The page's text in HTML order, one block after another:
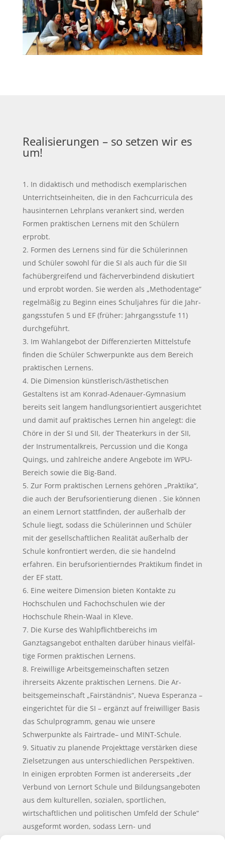
Realisierungen – so setzen wir es
um!
In didaktisch und methodisch exemplarischen
Unterrichtseinheiten, die in den Fachcurri­cula des
hausinternen Lehrplans verankert sind, werden
Formen praktischen Lernens mit den Schülern
erprobt.
Formen des Lernens sind für die Schülerinnen
und Schüler sowohl für die SI als auch für die SII
fachübergreifend und fächerverbindend diskutiert
und erprobt worden. Sie werden als „Methodentage“
regelmäßig zu Beginn eines Schuljahres für die Jahr­
gangsstufen 5 und EF (früher: Jahrgangsstufe 11)
durchgeführt.
Im Wahlangebot der Differenzierten Mittelstufe
finden die Schüler Schwerpunkte aus dem Bereich
praktischen Lernens.
Die Dimension künstlerisch/ästhetischen
Gestaltens ist am Konrad-Adenauer-Gymnasium
bereits seit langem handlungsorientiert ausgerichtet
und damit auf praktisches Lernen hin angelegt: die
Chöre in der SI und SII, der Theaterkurs in der SII,
der Instrumentalkreis, Percussion und die Konga
Quings, und zahlreiche andere Angebote im WPU-
Bereich sowie die Big-Band.
Zur Form praktischen Lernens gehören „Praktika“,
die auch der Berufsorientierung dienen . Sie können
an einem Lernort stattfin­den, der außerhalb der
Schule liegt, sodass die Schülerinnen und Schüler
mit der gesellschaftlichen Realität außerhalb der
Schule konfrontiert werden, die sie handelnd
erfahren. Ein berufsorientierndes Praktikum findet in
der EF statt.
Eine weitere Dimension bieten Kontakte zu
Hochschulen und Fachochschulen wie der
Hochschule Rhein-Waal in Kleve.
Die Kurse des Wahlpflichtbereichs im
Ganztagsangebot enthalten darüber hinaus vielfäl­
tige Formen praktischen Lernens.
Freiwillige Arbeitsgemeinschaften setzen
ihrerseits Akzente praktischen Lernens. Die Ar­
beitsgemeinschaft „Fairständnis“, Nueva Esperanza –
eingerichtet für die SI – ergänzt auf freiwilliger Basis
das Schulprogramm, genau wie unsere
Schwerpunkte als Fairtrade– und MINT-Schule.
Situativ zu planende Projekttage verstärken diese
Zielsetzungen aus unterschiedlichen Perspektiven.
In einigen erprobten Formen ist andererseits „der
Verbund von Lernort Schule und Bildungsangeboten
aus dem kulturellen, sozialen, sportlichen,
wirtschaftlichen und politischen Umfeld der Schule“
ausgeformt worden, sodass Lern- und